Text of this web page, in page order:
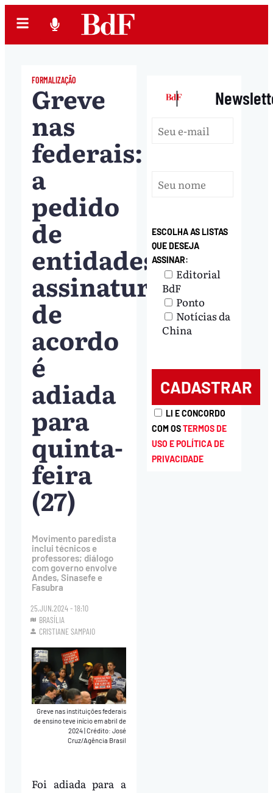
FORMALIZAÇÃO
Greve
nas
federais:
a
pedido
de
entidades,
assinatura
de
acordo
é
adiada
para
quinta-
feira
(27)
Movimento paredista
inclui técnicos e
professores; diálogo
com governo envolve
Andes, Sinasefe e
Fasubra
25.JUN.2024 - 18:10
BRASÍLIA
CRISTIANE SAMPAIO
Greve nas instituições federais
de ensino teve início em abril de
2024|Crédito: José
Cruz/Agência Brasil
Foi adiada para a
|
ESCOLHA AS LISTAS
QUE DESEJA
ASSINAR:
Editorial
BdF
Ponto
Notícias da
China
LI E CONCORDO
COM OSTERMOS DE
USO E POLÍTICA DE
PRIVACIDADE